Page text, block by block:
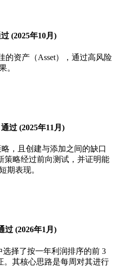
(2025年10月)
的资产（Asset），通过高风险
。
过 (2025年11月)
，且创建与添加之间的缺口
策略经过前向测试，并证明能
期表现。
过 (2026年1月)
选择了按一年利润排序的前 3
。其核心思路是每周对其进行